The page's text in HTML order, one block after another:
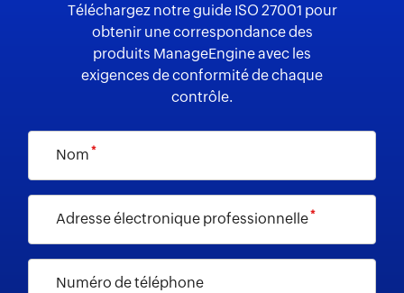
Téléchargez notre guide ISO 27001 pour
obtenir une correspondance des
produits ManageEngine avec les
exigences de conformité de chaque
contrôle.
Nom *
Adresse électronique professionnelle*
Numéro de téléphone